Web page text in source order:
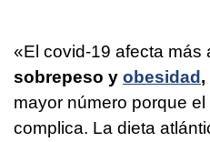
«El covid-19 afecta más
sobrepeso y obesidad,
mayor número porque
complica. La dieta